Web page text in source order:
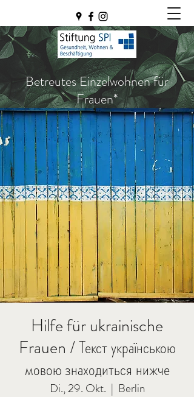
Betreutes Einzelwohnen für
Frauen*
Hilfe für ukrainische
Frauen / Текст українською
мовою знаходиться нижче
Di., 29. Okt.
  |
Berlin